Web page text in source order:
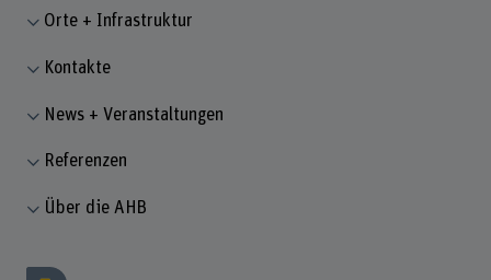
Orte + Infrastruktur
Kontakte
News + Veranstaltungen
Referenzen
Über die AHB